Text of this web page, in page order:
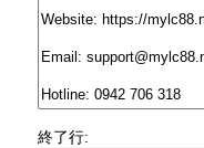
終了行: